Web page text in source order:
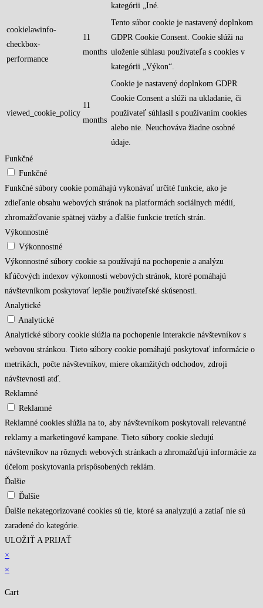
kategórii „Iné.
cookielawinfo-
checkbox-
performance
11
months
Tento súbor cookie je nastavený doplnkom
GDPR Cookie Consent. Cookie slúži na
uloženie súhlasu používateľa s cookies v
kategórii „Výkon“.
viewed_cookie_policy
11
months
Cookie je nastavený doplnkom GDPR
Cookie Consent a slúži na ukladanie, či
používateľ súhlasil s používaním cookies
alebo nie. Neuchováva žiadne osobné
údaje.
Funkčné
Funkčné
Funkčné súbory cookie pomáhajú vykonávať určité funkcie, ako je
zdieľanie obsahu webových stránok na platformách sociálnych médií,
zhromažďovanie spätnej väzby a ďalšie funkcie tretích strán.
Výkonnostné
Výkonnostné
Výkonnostné súbory cookie sa používajú na pochopenie a analýzu
kľúčových indexov výkonnosti webových stránok, ktoré pomáhajú
návštevníkom poskytovať lepšie používateľské skúsenosti.
Analytické
Analytické
Analytické súbory cookie slúžia na pochopenie interakcie návštevníkov s
webovou stránkou. Tieto súbory cookie pomáhajú poskytovať informácie o
metrikách, počte návštevníkov, miere okamžitých odchodov, zdroji
návštevnosti atď.
Reklamné
Reklamné
Reklamné cookies slúžia na to, aby návštevníkom poskytovali relevantné
reklamy a marketingové kampane. Tieto súbory cookie sledujú
návštevníkov na rôznych webových stránkach a zhromažďujú informácie za
účelom poskytovania prispôsobených reklám.
Ďalšie
Ďalšie
Ďalšie nekategorizované cookies sú tie, ktoré sa analyzujú a zatiaľ nie sú
zaradené do kategórie.
ULOŽIŤ A PRIJAŤ
×
×
Cart